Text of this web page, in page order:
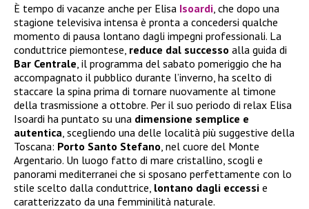
È tempo di vacanze anche per Elisa Isoardi , che dopo una
stagione televisiva intensa è pronta a concedersi qualche
momento di pausa lontano dagli impegni professionali. La
conduttrice piemontese, reduce dal successo alla guida di
Bar Centrale , il programma del sabato pomeriggio che ha
accompagnato il pubblico durante l’inverno, ha scelto di
staccare la spina prima di tornare nuovamente al timone
della trasmissione a ottobre. Per il suo periodo di relax Elisa
Isoardi ha puntato su una dimensione semplice e
autentica , scegliendo una delle località più suggestive della
Toscana: Porto Santo Stefano , nel cuore del Monte
Argentario. Un luogo fatto di mare cristallino, scogli e
panorami mediterranei che si sposano perfettamente con lo
stile scelto dalla conduttrice, lontano dagli eccessi e
caratterizzato da una femminilità naturale.